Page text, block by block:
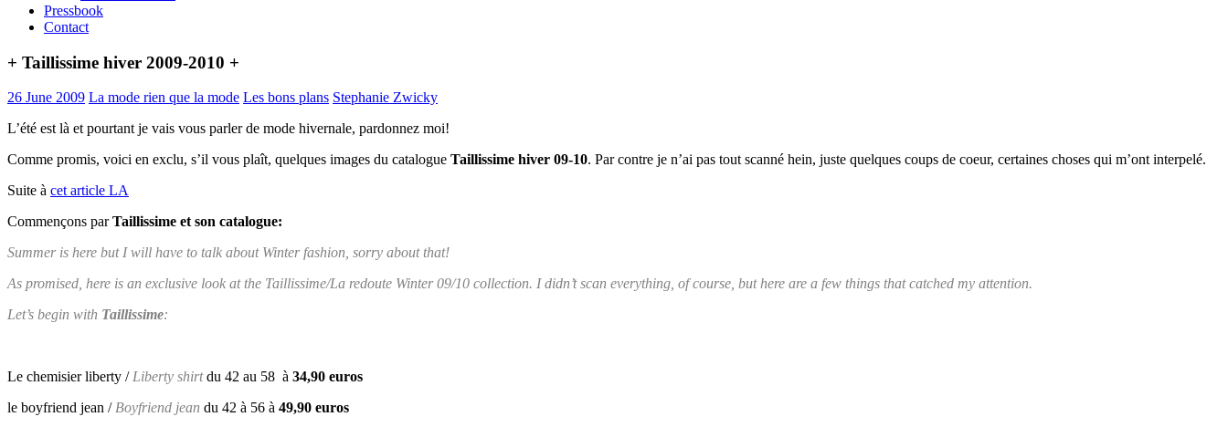
Pressbook
Contact
+ Taillissime hiver 2009-2010 +
26 June 2009 La mode rien que la mode Les bons plans Stephanie Zwicky
L’été est là et pourtant je vais vous parler de mode hivernale, pardonnez moi!
Comme promis, voici en exclu, s’il vous plaît, quelques images du catalogue Taillissime hiver 09-10. Par contre je n’ai pas tout scanné hein, juste quelques coups de coeur, certaines choses qui m’ont interpelé.
Suite à cet article LA
Commençons parTaillissime et son catalogue:
Summer is here but I will have to talk about Winter fashion, sorry about that!
As promised, here is an exclusive look at the Taillissime/La redoute Winter 09/10 collection. I didn’t scan everything, of course, but here are a few things that catched my attention.
Let’s begin with Taillissime:
Le chemisier liberty /Liberty shirtdu 42 au 58 à 34,90 euros
le boyfriend jean / Boyfriend jean du 42 à 56 à 49,90 euros